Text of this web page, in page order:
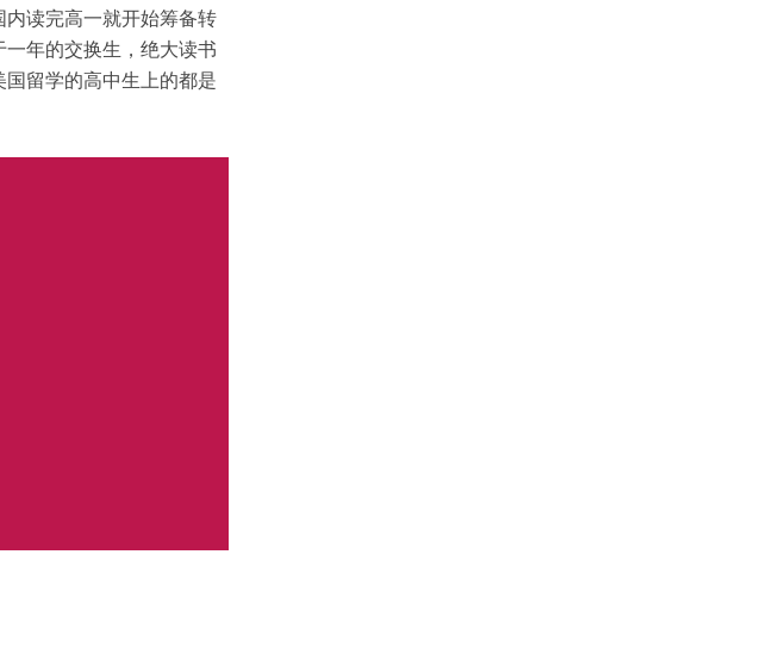
读完高一就开始筹备转
年的交换生，绝大读书
留学的高中生上的都是